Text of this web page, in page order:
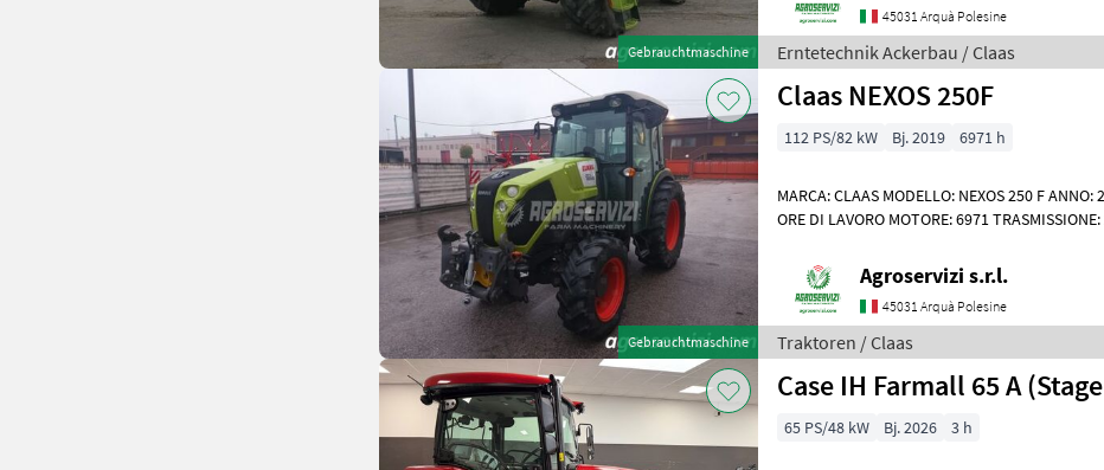
Gebrauchtmaschine
45031 Arquà Polesine
Erntetechnik Ackerbau / Claas
Gebrauchtmaschine
Claas NEXOS 250F
112 PS/82 kW Bj. 2019 6971 h
MARCA: CLAAS MODELLO: NEXOS 250 F ANNO:
ORE DI LAVORO MOTORE: 6971
Agroservizi s.r.l.
45031 Arquà Polesine
Traktoren / Claas
Case IH Farmall 65 A
65 PS/48 kW Bj. 2026 3 h